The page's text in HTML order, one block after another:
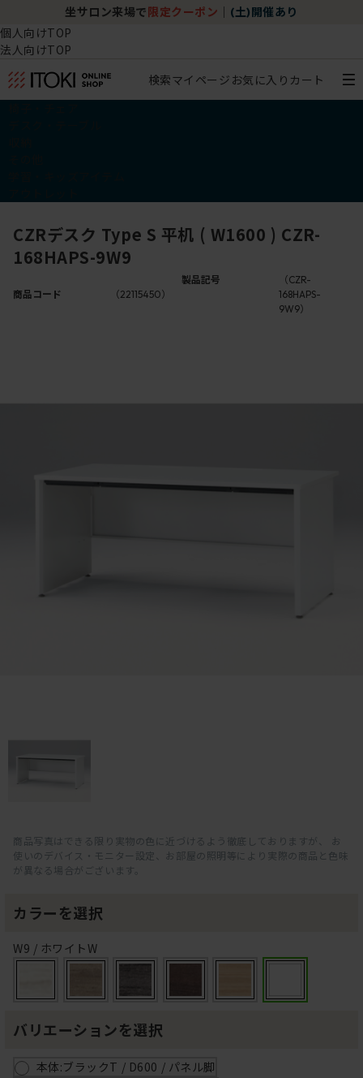
坐サロン来場で 限定クーポン (土)開催あり
個人向けTOP
法人向けTOP
検索マイページ お気に入り カート
CZRデスク Type S 平机 ( W1600 ) CZR-
168HAPS-9W9
商品コード （22115450）
製品記号
（CZR-
168HAPS-
9W9）
商品写真はできる限り実物の色に近づけるよう徹底しておりますが、 お
使いのデバイス・モニター設定、お部屋の照明等により実際の商品と色味
が異なる場合がございます。
カラーを選択
W9 / ホワイトW
バリエーションを選択
本体:ブラックT / D600 / パネル脚